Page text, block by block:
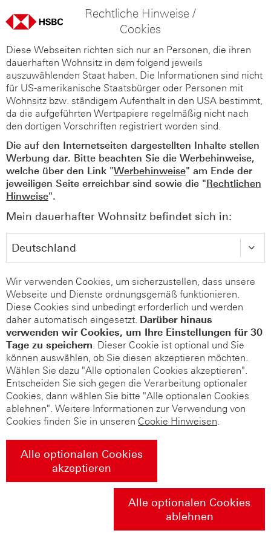
Rechtliche Hinweise /
Cookies
Diese Webseiten richten sich nur an Personen, die ihren
dauerhaften Wohnsitz in dem folgend jeweils
auszuwählenden Staat haben. Die Informationen sind nicht
für US-amerikanische Staatsbürger oder Personen mit
Wohnsitz bzw. ständigem Aufenthalt in den USA bestimmt,
da die aufgeführten Wertpapiere regelmäßig nicht nach
den dortigen Vorschriften registriert worden sind.
Die auf den Internetseiten dargestellten Inhalte stellen
Werbung dar. Bitte beachten Sie die Werbehinweise,
welche über den Link "Werbehinweise" am Ende der
jeweiligen Seite erreichbar sind sowie die "Rechtlichen
Hinweise".
Mein dauerhafter Wohnsitz befindet sich in:
Wir verwenden Cookies, um sicherzustellen, dass unsere
Webseite und Dienste ordnungsgemäß funktionieren.
Diese Cookies sind unbedingt erforderlich und werden
daher automatisch eingesetzt. Darüber hinaus
verwenden wir Cookies, um Ihre Einstellungen für 30
Tage zu speichern. Dieser Cookie ist optional und Sie
können auswählen, ob Sie diesen akzeptieren möchten.
Wählen Sie dazu "Alle optionalen Cookies akzeptieren".
Entscheiden Sie sich gegen die Verarbeitung optionaler
Cookies, dann wählen Sie bitte "Alle optionalen Cookies
ablehnen". Weitere Informationen zur Verwendung von
Cookies finden Sie in unseren Cookie Hinweisen.
Alle optionalen Cookies
akzeptieren
Alle optionalen Cookies
ablehnen